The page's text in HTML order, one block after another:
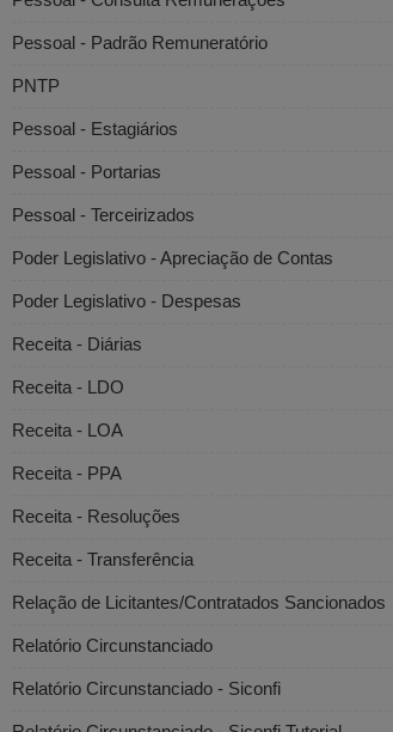
Pessoal - Padrão Remuneratório
PNTP
Pessoal - Estagiários
Pessoal - Portarias
Pessoal - Terceirizados
Poder Legislativo - Apreciação de Contas
Poder Legislativo - Despesas
Receita - Diárias
Receita - LDO
Receita - LOA
Receita - PPA
Receita - Resoluções
Receita - Transferência
Relação de Licitantes/Contratados Sancionados
Relatório Circunstanciado
Relatório Circunstanciado - Siconfi